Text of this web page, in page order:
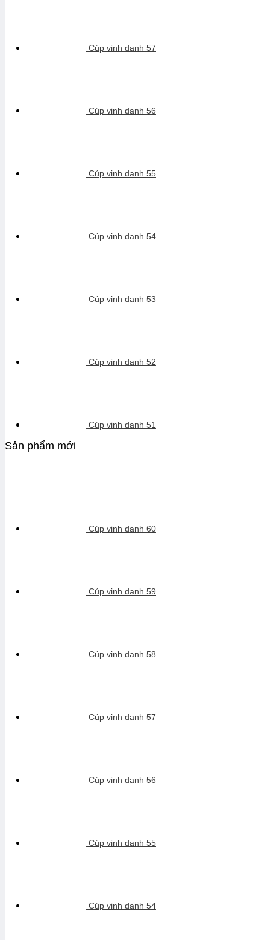
Cúp vinh danh 57
Cúp vinh danh 56
Cúp vinh danh 55
Cúp vinh danh 54
Cúp vinh danh 53
Cúp vinh danh 52
Cúp vinh danh 51
Sản phẩm mới
Cúp vinh danh 60
Cúp vinh danh 59
Cúp vinh danh 58
Cúp vinh danh 57
Cúp vinh danh 56
Cúp vinh danh 55
Cúp vinh danh 54